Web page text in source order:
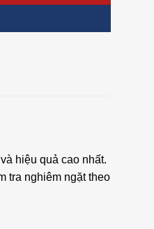
hiệu quả cao nhất.
tra nghiêm ngặt theo